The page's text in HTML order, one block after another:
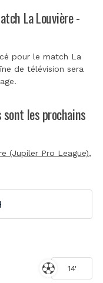
La Louvière -
pour le match La
de télévision sera
les prochains
(Jupiler Pro League),
14'